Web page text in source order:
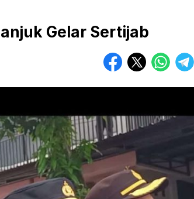
Gelar Sertijab